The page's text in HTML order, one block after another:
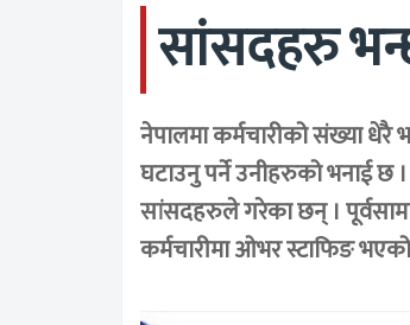
सांसदहरु
नेपालमा कर्मचारीको संख्या
घटाउनु पर्ने उनीहरुको भनाई छ
सांसदहरुले गरेका छन् ।
कर्मचारीमा ओभर स्टाफिङ